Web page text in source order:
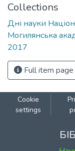
Collections
Дні науки
Могилянська
2017
Full item page
Cookie
settings